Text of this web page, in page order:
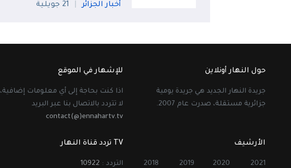
أخبار الجزائر 21 جويلية
حول النهار أونلاين
جريدة النهار الجديد هي جريدة يومية
جزائرية مستقلة، صدرت عام 2007.
للإشهار في الموقع
اذا كنت بحاجة إلى أي معلومات إضافية،
لا تتردد بالاتصال بنا عبر البريد
contact(@)ennahartv.tv
الأرشيف
2021
2020
2019
2018
TV تردد قناة النهار
التردد : 10922